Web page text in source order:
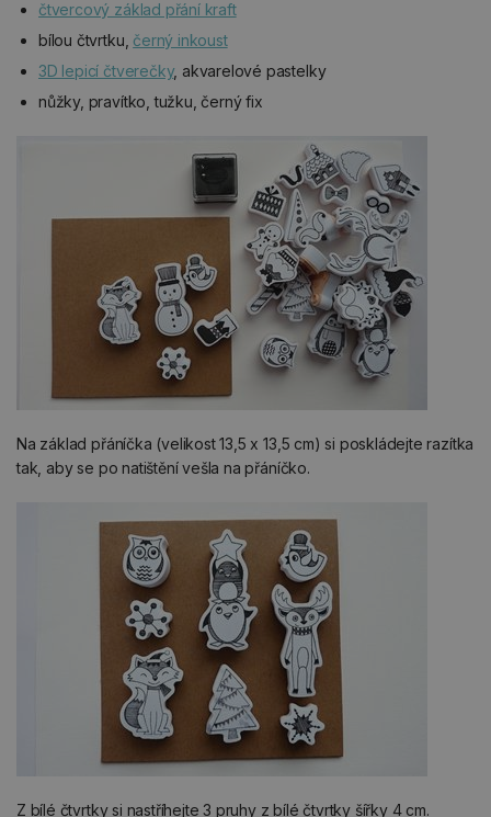
čtvercový základ přání kraft
bílou čtvrtku, černý inkoust
3D lepicí čtverečky, akvarelové pastelky
nůžky, pravítko, tužku, černý fix
Na základ přáníčka (velikost 13,5 x 13,5 cm) si poskládejte razítka
tak, aby se po natištění vešla na přáníčko.
Z bílé čtvrtky si nastříhejte 3 pruhy z bílé čtvrtky šířky 4 cm.